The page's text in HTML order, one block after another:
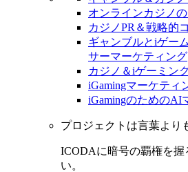
オンラインカジノ
カジノPR＆戦略的
ギャンブルとiゲー
サーマーケティング
カジノ＆iゲーミン
iGamingマーケティ
iGamingのためのAI
プロジェクトは言葉より
ICODAに暗号の覇権を握
い。